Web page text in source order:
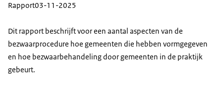
Rapport03-11-2025
Dit rapport beschrijft voor een aantal aspecten van de
bezwaarprocedure hoe gemeenten die hebben vormgegeven
en hoe bezwaarbehandeling door gemeenten in de praktijk
gebeurt.